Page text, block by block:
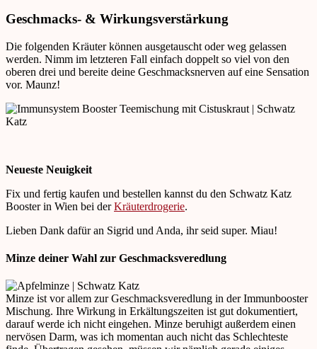
Geschmacks- & Wirkungsverstärkung
Die folgenden Kräuter können ausgetauscht oder weg gelassen
werden. Nimm im letzteren Fall einfach doppelt so viel von den
oberen drei und bereite deine Geschmacksnerven auf eine Sensation
vor. Maunz!
Neueste Neuigkeit
Fix und fertig kaufen und bestellen kannst du den Schwatz Katz
Booster in Wien bei derKräuterdrogerie.
Lieben Dank dafür an Sigrid und Anda, ihr seid super. Miau!
Minze deiner Wahl zur Geschmacksveredlung
Minze ist vor allem zur Geschmacksveredlung in der Immunbooster
Mischung. Ihre Wirkung in Erkältungszeiten ist gut dokumentiert,
darauf werde ich nicht eingehen. Minze beruhigt außerdem einen
nervösen Darm, was ich momentan auch nicht das Schlechteste